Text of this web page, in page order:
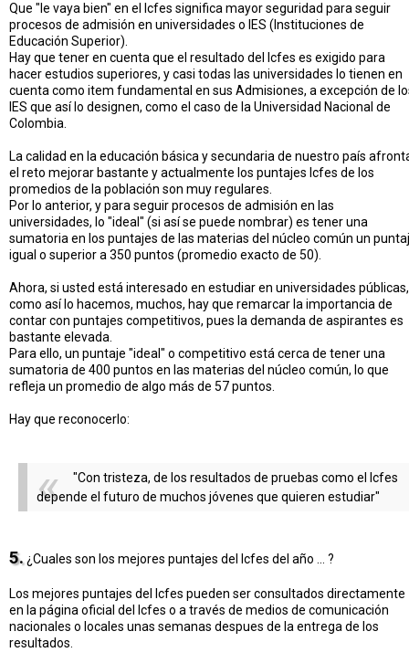
Que "le vaya bien" en el Icfes significa mayor seguridad para seguir
procesos de admisión en universidades o IES (Instituciones de
Educación Superior).
Hay que tener en cuenta que el resultado del Icfes es exigido para
hacer estudios superiores, y casi todas las universidades lo tienen en
cuenta como item fundamental en sus Admisiones, a excepción de
IES que así lo designen, como el caso de la Universidad Nacional de
Colombia.
La calidad en la educación básica y secundaria de nuestro país
el reto mejorar bastante y actualmente los puntajes Icfes de los
promedios de la población son muy regulares.
Por lo anterior, y para seguir procesos de admisión en las
universidades, lo "ideal" (si así se puede nombrar) es tener una
sumatoria en los puntajes de las materias del núcleo común un
igual o superior a 350 puntos (promedio exacto de 50).
Ahora, si usted está interesado en estudiar en universidades públicas,
como así lo hacemos, muchos, hay que remarcar la importancia de
contar con puntajes competitivos, pues la demanda de aspirantes es
bastante elevada.
Para ello, un puntaje "ideal" o competitivo está cerca de tener una
sumatoria de 400 puntos en las materias del núcleo común, lo que
refleja un promedio de algo más de 57 puntos.
Hay que reconocerlo:
"Con tristeza, de los resultados de pruebas como el Icfes
depende el futuro de muchos jóvenes que quieren estudiar"
5. ¿Cuales son los mejores puntajes del Icfes del año ... ?
Los mejores puntajes del Icfes pueden ser consultados directamente
en la página oficial del Icfes o a través de medios de comunicación
nacionales o locales unas semanas despues de la entrega de los
resultados.